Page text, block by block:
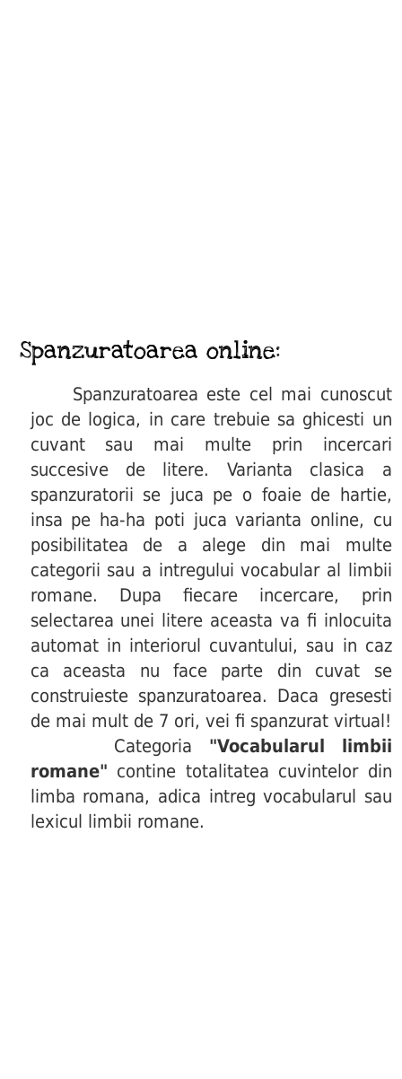
Spanzuratoarea online:
Spanzuratoarea este cel mai cunoscut
joc de logica, in care trebuie sa ghicesti un
cuvant sau mai multe prin incercari
succesive de litere. Varianta clasica a
spanzuratorii se juca pe o foaie de hartie,
insa pe ha-ha poti juca varianta online, cu
posibilitatea de a alege din mai multe
categorii sau a intregului vocabular al limbii
romane. Dupa fiecare incercare, prin
selectarea unei litere aceasta va fi inlocuita
automat in interiorul cuvantului, sau in caz
ca aceasta nu face parte din cuvat se
construieste spanzuratoarea. Daca gresesti
de mai mult de 7 ori, vei fi spanzurat virtual!
Categoria "Vocabularul limbii
romane" contine totalitatea cuvintelor din
limba romana, adica intreg vocabularul sau
lexicul limbii romane.